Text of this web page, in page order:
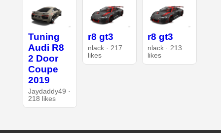
Tuning
Audi R8
2 Door
Coupe
2019
Jaydaddy49 ·
218 likes
r8 gt3
nlack · 217
likes
r8 gt3
nlack · 213
likes